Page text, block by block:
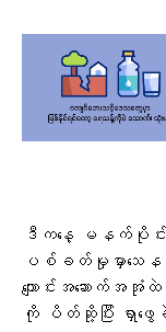
ဒီက​​နေ့ မနက်ပိုင်း
ပစ်ခတ်မှုမှာသေနတ်သမ
ကျောင်းအဆောက်အအုံ
ကို ပိတ်ဆို့ပြီး ရှာဖွ